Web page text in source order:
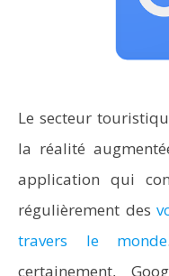
Le secteur
la réalité
application qui
régulièrement des
travers le monde
certainement,